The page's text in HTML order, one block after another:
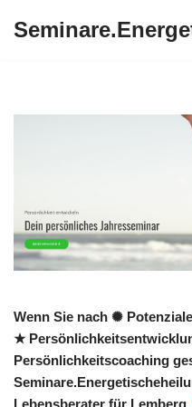
Wenn Sie nach ✺
★
Persönlichkeitscoaching